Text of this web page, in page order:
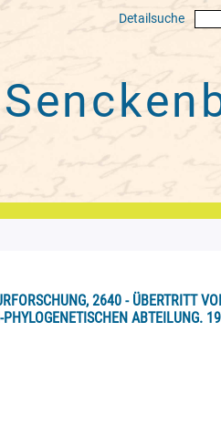
Detailsuche
2640 - ÜBERTRITT
ABTEILUNG.